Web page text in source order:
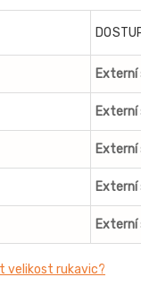
Externí
Externí
Externí
Externí
Externí
velikost rukavic?